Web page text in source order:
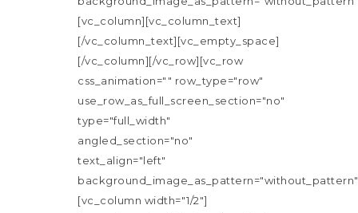
[vc_column][vc_column_text]
[/vc_column_text][vc_empty_space]
[/vc_column][/vc_row][vc_row
css_animation="" row_type="row"
use_row_as_full_screen_section="no"
type="full_width"
angled_section="no"
text_align="left"
[vc_column width="1/2"]